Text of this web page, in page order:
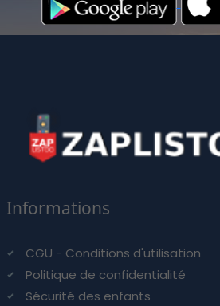
Informations
CGU - Conditions d'utilisation
Politique de confidentialité
Sécurité des enfants